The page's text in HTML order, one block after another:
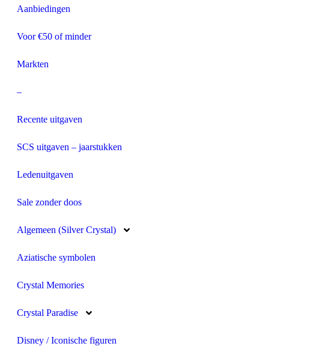
Aanbiedingen
Voor €50 of minder
Markten
–
Recente uitgaven
SCS uitgaven – jaarstukken
Ledenuitgaven
Sale zonder doos
Algemeen (Silver Crystal)
Aziatische symbolen
Crystal Memories
Crystal Paradise
Disney / Iconische figuren